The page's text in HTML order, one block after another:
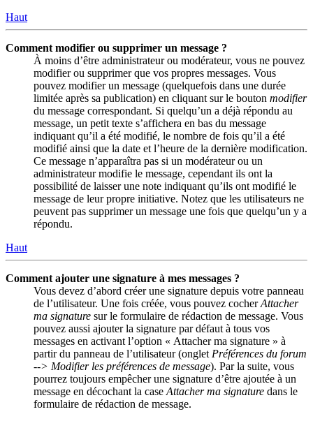
Haut
Comment modifier ou supprimer un message ?
À moins d’être administrateur ou modérateur, vous ne pouvez
modifier ou supprimer que vos propres messages. Vous
pouvez modifier un message (quelquefois dans une durée
limitée après sa publication) en cliquant sur le bouton modifier
du message correspondant. Si quelqu’un a déjà répondu au
message, un petit texte s’affichera en bas du message
indiquant qu’il a été modifié, le nombre de fois qu’il a été
modifié ainsi que la date et l’heure de la dernière modification.
Ce message n’apparaîtra pas si un modérateur ou un
administrateur modifie le message, cependant ils ont la
possibilité de laisser une note indiquant qu’ils ont modifié le
message de leur propre initiative. Notez que les utilisateurs ne
peuvent pas supprimer un message une fois que quelqu’un y a
répondu.
Haut
Comment ajouter une signature à mes messages ?
Vous devez d’abord créer une signature depuis votre panneau
de l’utilisateur. Une fois créée, vous pouvez cocherAttacher
ma signature sur le formulaire de rédaction de message. Vous
pouvez aussi ajouter la signature par défaut à tous vos
messages en activant l’option « Attacher ma signature » à
partir du panneau de l’utilisateur (onglet Préférences du forum
--> Modifier les préférences de message). Par la suite, vous
pourrez toujours empêcher une signature d’être ajoutée à un
message en décochant la case Attacher ma signature dans le
formulaire de rédaction de message.